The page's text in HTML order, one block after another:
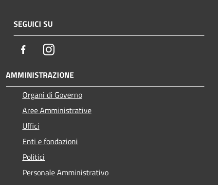
SEGUICI SU
FacebookInstagram
AMMINISTRAZIONE
Organi di Governo
Aree Amministrative
Uffici
Enti e fondazioni
Politici
Personale Amministrativo